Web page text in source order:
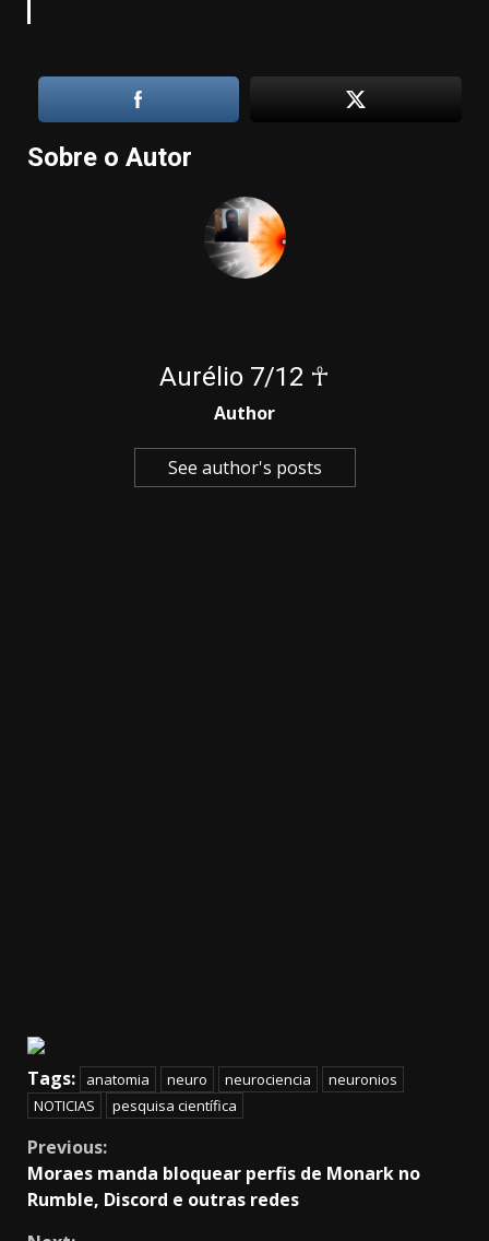
Sobre o Autor
Aurélio 7/12 ☥
Author
See author's posts
Tags: anatomia neuro neurociencia
neuronios
NOTICIAS
pesquisa científica
Continue
Reading
Previous:
Moraes manda bloquear perfis de Monark no
Rumble, Discord e outras redes